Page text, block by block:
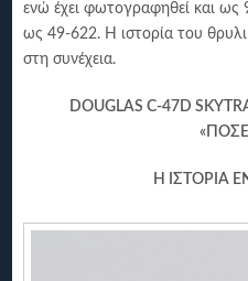
ενώ έχει φωτογραφηθεί και
ως 49-622. Η ιστορία του
στη συνέχεια.
DOUGLAS C-47 D
«
Η ΙΣΤΟΡΙΑ